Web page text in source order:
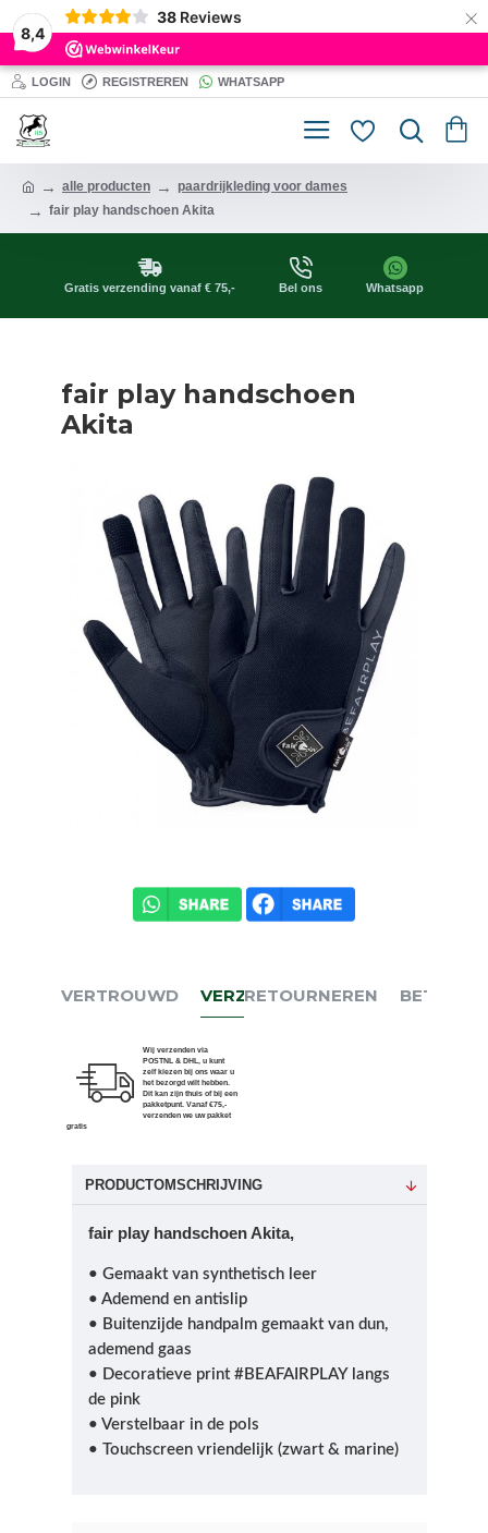
8,4
38 Reviews ×
LOGIN REGISTREREN WHATSAPP
alle producten
paardrijkleding voor dames
fair play handschoen Akita
Gratis verzending vanaf € 75,- Bel ons Whatsapp
fair play handschoen
Akita
VERTROUWD VERZENDEN
Wij verzenden via
POSTNL & DHL, u kunt
zelf kiezen bij ons waar u
het bezorgd wilt hebben.
Dit kan zijn thuis of bij een
pakketpunt. Vanaf €75,-
verzenden we uw pakket
gratis
RETOURNEREN BETALEN
PRODUCTOMSCHRIJVING
fair play handschoen Akita,
• Gemaakt van synthetisch leer
• Ademend en antislip
• Buitenzijde handpalm gemaakt van dun,
ademend gaas
• Decoratieve print #BEAFAIRPLAY langs
de pink
• Verstelbaar in de pols
• Touchscreen vriendelijk (zwart & marine)